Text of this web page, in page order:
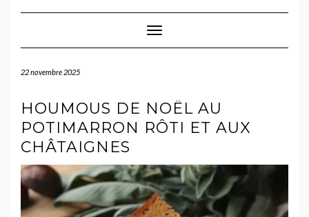
Toggle Navigation
22 novembre 2025
HOUMOUS DE NOËL AU
POTIMARRON RÔTI ET AUX
CHÂTAIGNES